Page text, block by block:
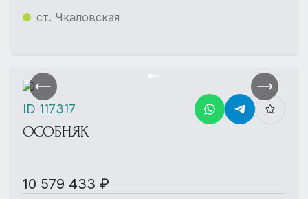
ст. Чкаловская
ОСОБНЯК
10 579 433 ₽
ID 117317